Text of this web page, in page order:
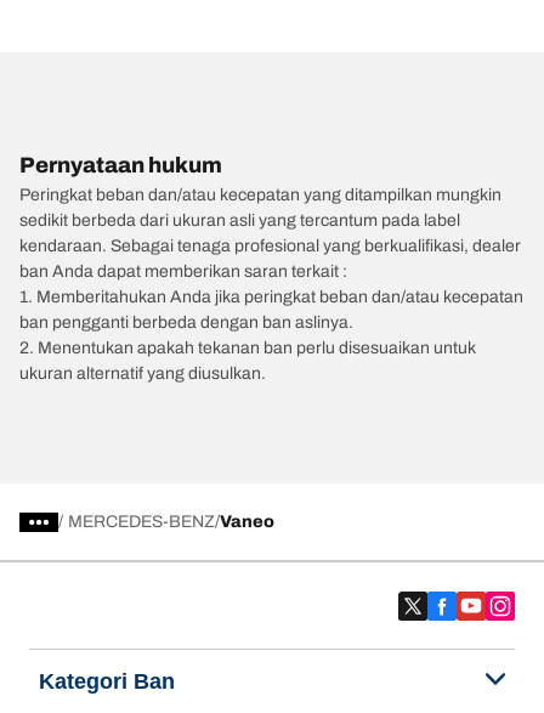
Pernyataan hukum
Peringkat beban dan/atau kecepatan yang ditampilkan mungkin
sedikit berbeda dari ukuran asli yang tercantum pada label
kendaraan. Sebagai tenaga profesional yang berkualifikasi, dealer
ban Anda dapat memberikan saran terkait :
1. Memberitahukan Anda jika peringkat beban dan/atau kecepatan
ban pengganti berbeda dengan ban aslinya.
2. Menentukan apakah tekanan ban perlu disesuaikan untuk
ukuran alternatif yang diusulkan.
/ MERCEDES-BENZ Vaneo
Kategori Ban